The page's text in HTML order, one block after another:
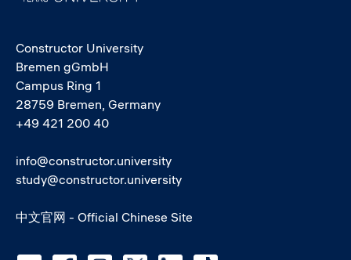
Constructor University
Bremen gGmbH
Campus Ring 1
28759 Bremen, Germany
+49 421 200 40
info@constructor.university
study@constructor.university
中文官网 - Official Chinese Site